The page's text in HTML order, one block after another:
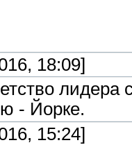
18:09]
лидера
- Йорке.
15:24]